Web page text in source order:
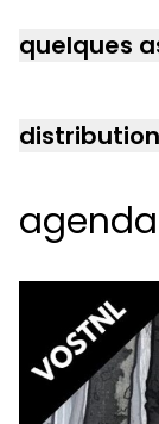
quelques
distribution